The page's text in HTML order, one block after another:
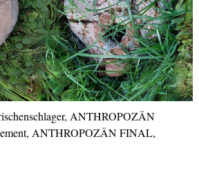
ANTHROPOZÄN
ANTHROPOZÄN FINAL,